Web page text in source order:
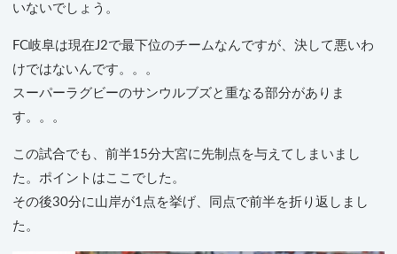
いないでしょう。
FC岐阜は現在J2で最下位のチームなんですが、決して悪いわ
けではないんです。。。
スーパーラグビーのサンウルブズと重なる部分がありま
す。。。
この試合でも、前半15分大宮に先制点を与えてしまいまし
た。ポイントはここでした。
その後30分に山岸が1点を挙げ、同点で前半を折り返しまし
た。